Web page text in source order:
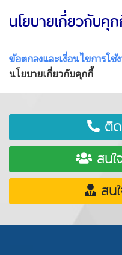
นโยบายเกี่ยวกับคุ
ข้อตกลงและเงื่อนไขการใช้
นโยบายเกี่ยวกับคุกกี้
ติ
สนใ
สนใ